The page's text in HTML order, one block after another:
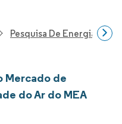
Pesquisa De Energia E
Mercado de
do Ar do MEA